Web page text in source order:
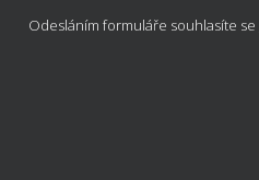
Odesláním formuláře souhlasíte se